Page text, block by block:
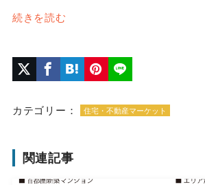
続きを読む
カテゴリー： 住宅・不動産マーケット
関連記事